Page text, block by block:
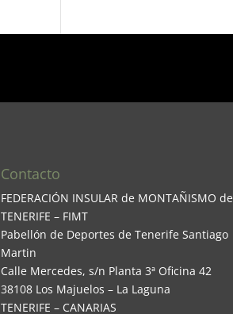
Contacto
FEDERACIÓN INSULAR de MONTAÑISMO de
TENERIFE – FIMT
Pabellón de Deportes de Tenerife Santiago
Martin
Calle Mercedes, s/n Planta 3ª Oficina 42
38108 Los Majuelos – La Laguna
TENERIFE – CANARIAS